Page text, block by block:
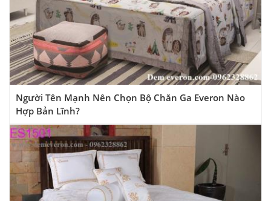
Người Tên Mạnh Nên Chọn Bộ Chăn Ga Everon Nào
Hợp Bản Lĩnh?